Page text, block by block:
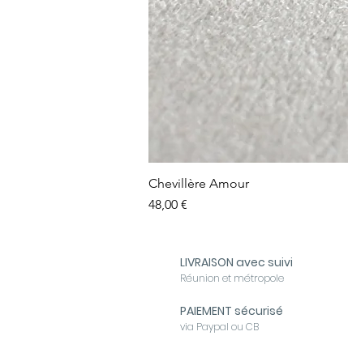
Chevillère Amour
Prix
48,00 €
LIVRAISON avec suivi
Réunion et métropole
PAIEMENT sécurisé
via Paypal ou CB